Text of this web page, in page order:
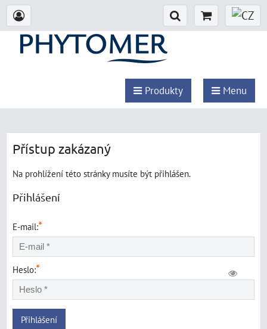
Produkty Menu
Přístup zakázaný
Na prohlížení této stránky musíte být přihlášen.
Přihlášení
E-mail:*
Heslo:*
Přihlášení